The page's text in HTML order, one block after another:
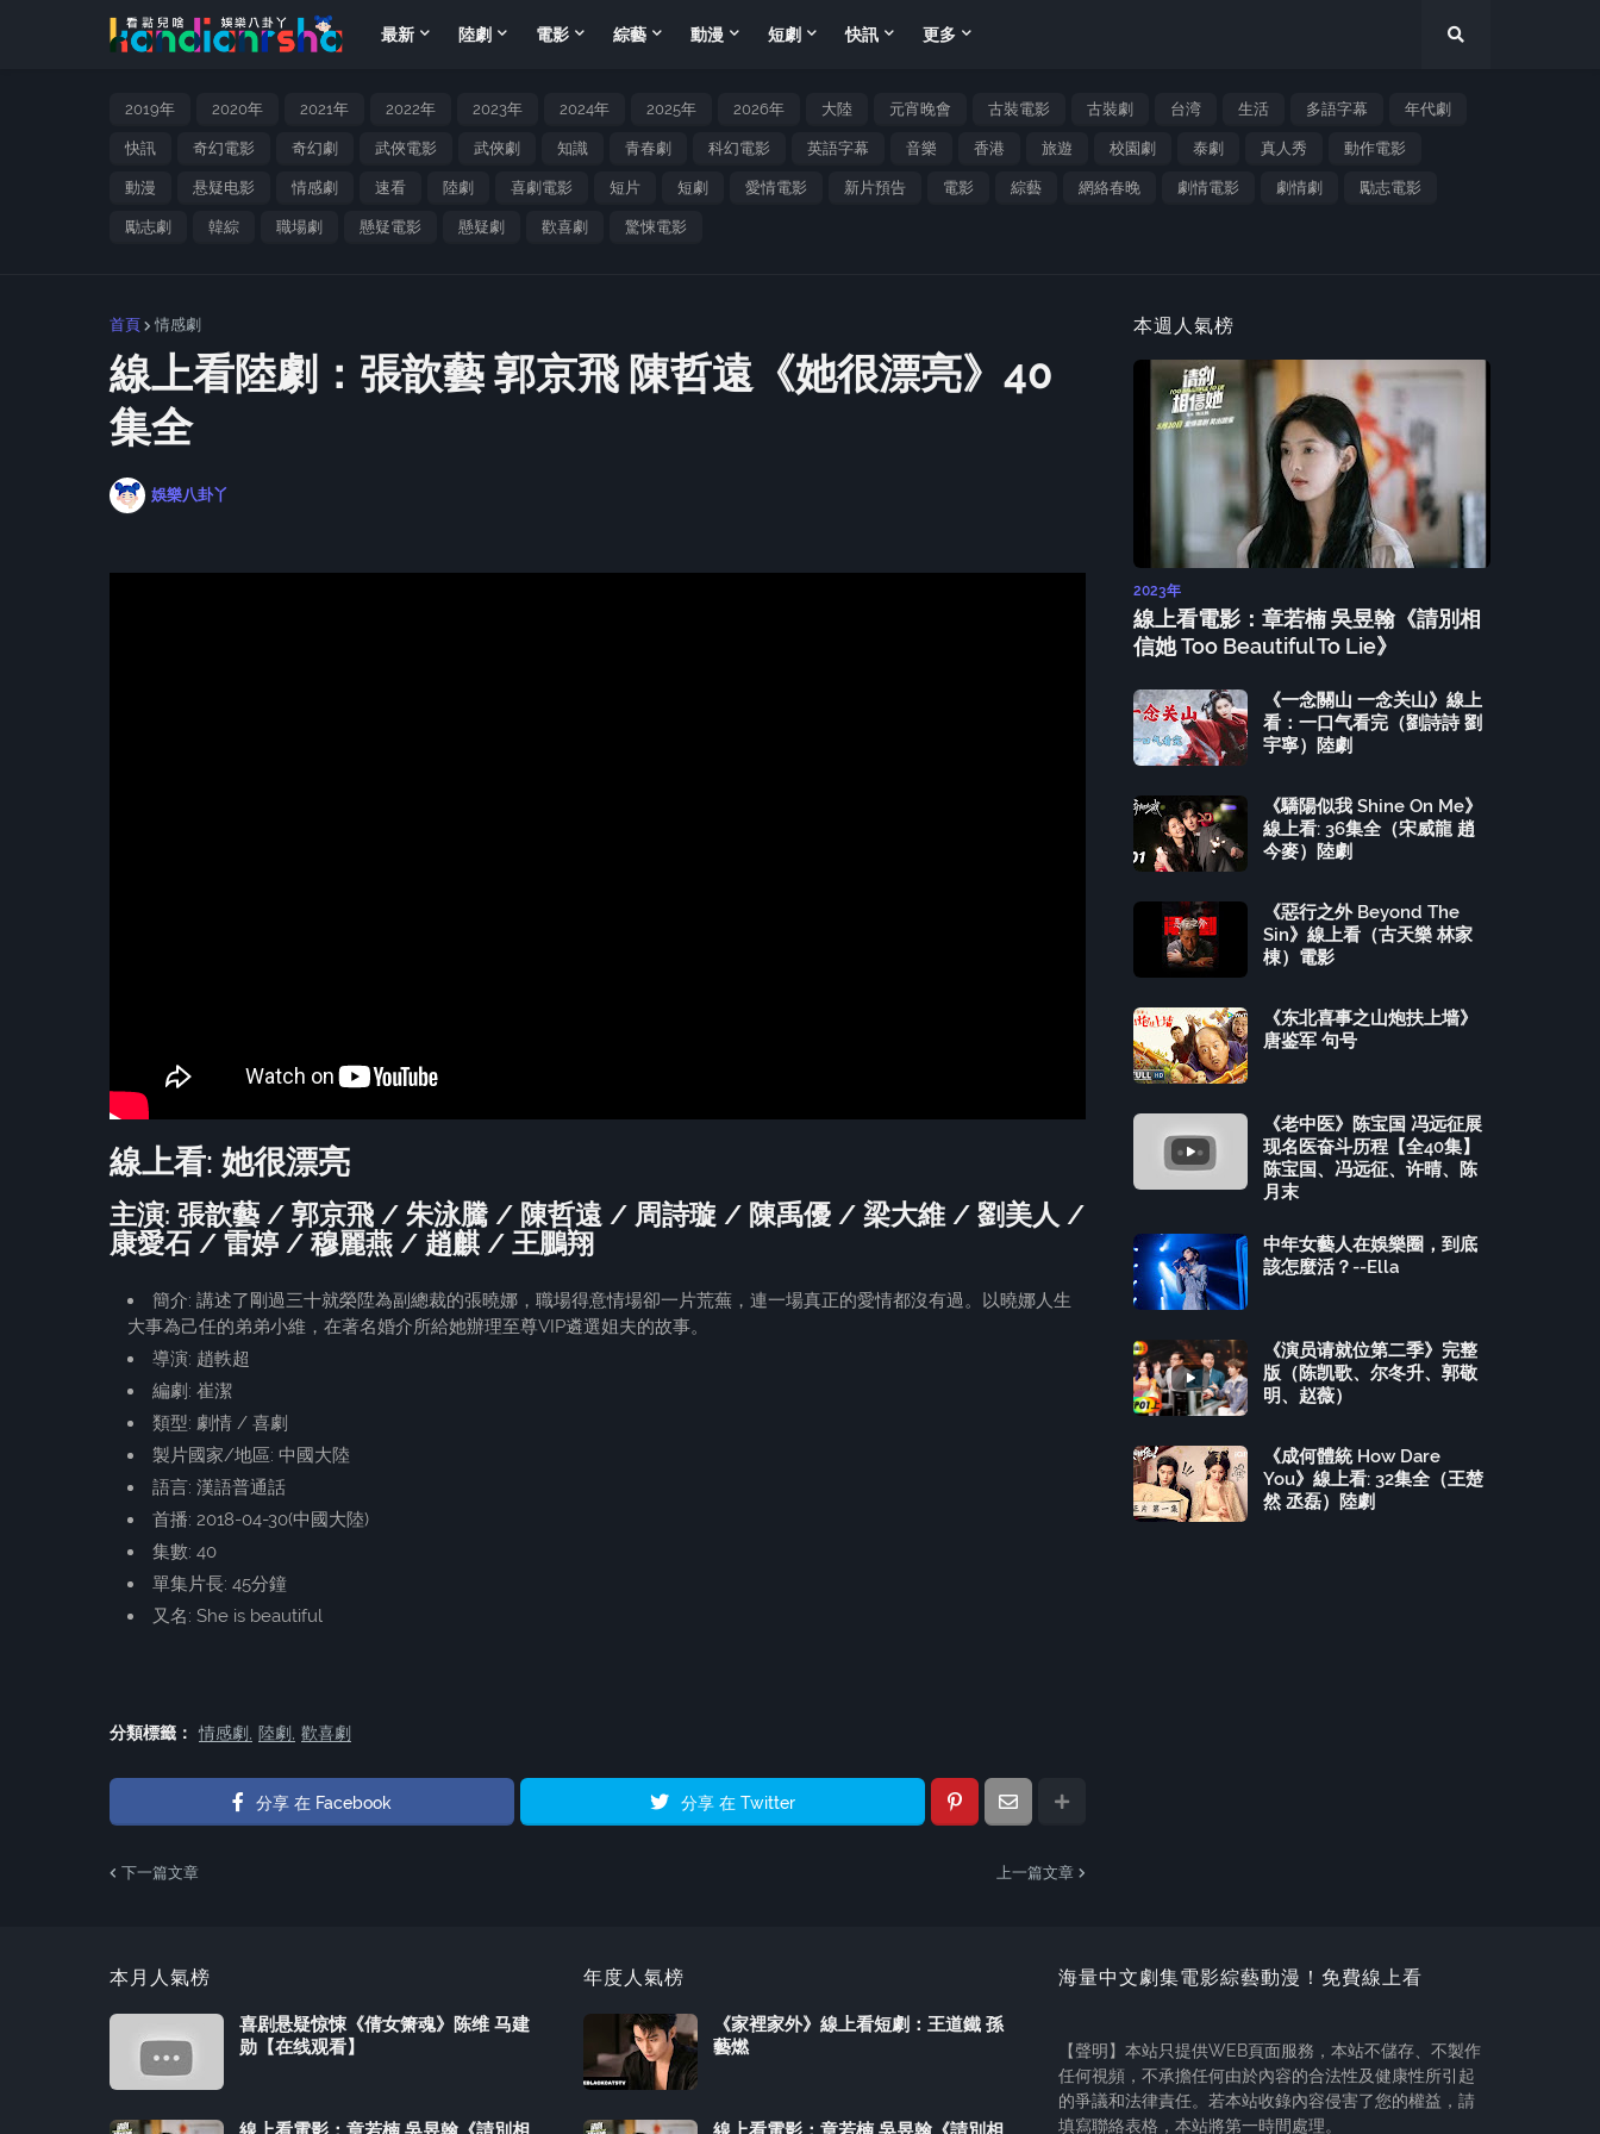
最新 陸劇 電影 綜藝 動漫 短劇 快訊 更多
2019年 2020年 2021年 2022年 2023年 2024年 2025年 2026年 大陸 元宵晚會 古裝電影 古裝劇 台湾 生活 多語字幕 年代劇
快訊 奇幻電影 奇幻劇 武俠電影 武俠劇 知識 青春劇 科幻電影 英語字幕 音樂 香港 旅遊 校園劇 泰劇 真人秀 動作電影
動漫 悬疑电影 情感劇 速看 陸劇 喜劇電影 短片 短劇 愛情電影 新片預告 電影 綜藝 網絡春晚 劇情電影 劇情劇 勵志電影
勵志劇 韓綜 職場劇 懸疑電影 懸疑劇 歡喜劇 驚悚電影
首頁 情感劇
線上看陸劇：張歆藝 郭京飛 陳哲遠《她很漂亮》40
集全
娛樂八卦丫
線上看: 她很漂亮
主演: 張歆藝 / 郭京飛 / 朱泳騰 / 陳哲遠 / 周詩璇 / 陳禹優 / 梁大維 / 劉美人 /
康愛石 / 雷婷 / 穆麗燕 / 趙麒 / 王鵬翔
簡介: 講述了剛過三十就榮陞為副總裁的張曉娜，職場得意情場卻一片荒蕪，連一場真正的愛情都沒有過。以曉娜人生
大事為己任的弟弟小維，在著名婚介所給她辦理至尊VIP遴選姐夫的故事。
導演: 趙軼超
編劇: 崔潔
類型: 劇情 / 喜劇
製片國家/地區: 中國大陸
語言: 漢語普通話
首播: 2018-04-30(中國大陸)
集數: 40
單集片長: 45分鐘
又名: She is beautiful
分類標籤： 情感劇 陸劇 歡喜劇
分享 在 Facebook 分享 在 Twitter
下一篇文章 上一篇文章
本週人氣榜
2023年
線上看電影：章若楠 吳昱翰《請別相
信她 Too Beautiful To Lie》
《一念關山 一念关山》線上
看：一口气看完（劉詩詩 劉
宇寧）陸劇
《驕陽似我 Shine On Me》
線上看: 36集全（宋威龍 趙
今麥）陸劇
《惡行之外 Beyond The
Sin》線上看（古天樂 林家
棟）電影
《东北喜事之山炮扶上墙》
唐鉴军 句号
《老中医》陈宝国 冯远征展
现名医奋斗历程【全40集】
陈宝国、冯远征、许晴、陈
月末
中年女藝人在娛樂圈，到底
該怎麼活？--Ella
《演员请就位第二季》完整
版（陈凯歌、尔冬升、郭敬
明、赵薇）
《成何體統 How Dare
You》線上看: 32集全（王楚
然 丞磊）陸劇
本月人氣榜
喜剧悬疑惊悚《倩女箫魂》陈维 马建
勋【在线观看】
年度人氣榜
《家裡家外》線上看短劇：王道鐵 孫
藝燃
海量中文劇集電影綜藝動漫！免費線上看
【聲明】本站只提供WEB頁面服務，本站不儲存、不製作
任何視頻，不承擔任何由於內容的合法性及健康性所引起
的爭議和法律責任。若本站收錄內容侵害了您的權益，請
填寫聯絡表格，本站將第一時間處理。